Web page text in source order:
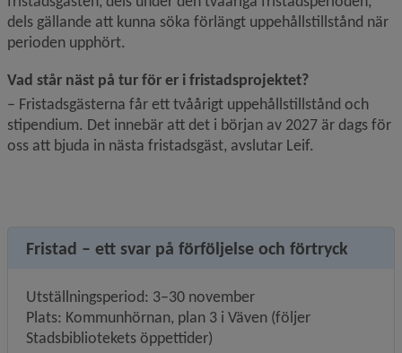
dels gällande att kunna söka förlängt uppehållstillstånd när
perioden upphört.
Vad står näst på tur för er i fristadsprojektet?
– Fristadsgästerna får ett tvåårigt uppehållstillstånd och
stipendium. Det innebär att det i början av 2027 är dags för
oss att bjuda in nästa fristadsgäst, avslutar Leif.
Fristad – ett svar på förföljelse och förtryck
Utställningsperiod: 3–30 november
Plats: Kommunhörnan, plan 3 i Väven (följer
Stadsbibliotekets öppettider)